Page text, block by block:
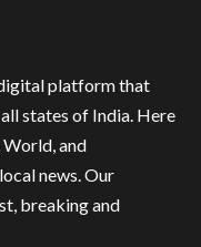
digital platform that
states of India. Here
World, and
news. Our
breaking and